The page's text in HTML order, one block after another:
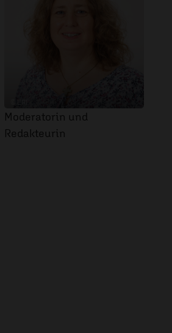
Moderatorin und
Redakteurin